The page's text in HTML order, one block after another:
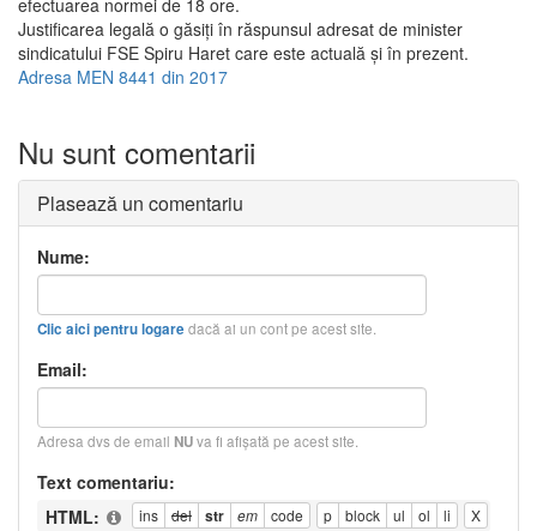
efectuarea normei de 18 ore.
Justificarea legală o găsiţi în răspunsul adresat de minister
sindicatului FSE Spiru Haret care este actuală şi în prezent.
Adresa MEN 8441 din 2017
Nu sunt comentarii
Plasează un comentariu
Nume:
Clic aici pentru logaredacă ai un cont pe acest site.
Email:
Adresa dvs de email NUva fi afişată pe acest site.
Text comentariu:
HTML: